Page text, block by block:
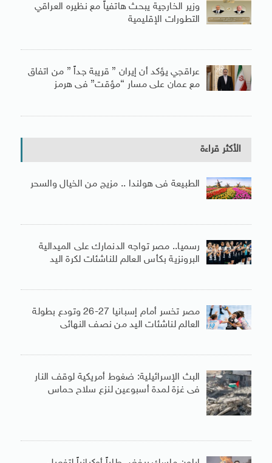
وزير الخارجية يبحث هاتفياً مع نظيره العراقي
التطورات الإقليمية
عراقجي يؤكد أن إيران ” قريبة جداً ” من اتفاق
مع عمان على مسار “مؤقت” فى هرمز
الأكثر قراءة
الطبيعة فى هولندا .. مزيج من الخيال والسحر
رسميا.. مصر تواجه الدنمارك على الميدالية
البرونزية بكأس العالم للناشئات لكرة اليد
مصر تخسر أمام إسبانيا 27-26 وتودع بطولة
العالم لناشئات اليد من نصف النهائى
البث الإسرائيلية: ضغوط أمريكية لوقف النار
فى غزة لمدة أسبوعين لنزع سلاح حماس